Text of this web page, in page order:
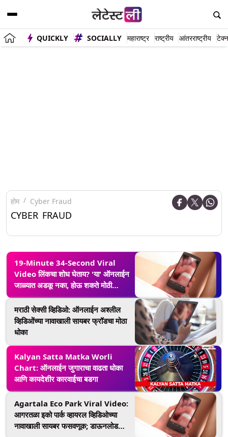
QUICKLY SOCIALLY महाराष्ट्र राष्ट्रीय आंतरराष्ट्रीय
होम Cyber Fraud
CYBER FRAUD
19-Minute 34-Second Viral
Video लिंकचा शोध घेताय? 'या' ऑनलाईन
जाळ्यात अडकू नका, होऊ शकते मोठी
कारवाई
मराठी सेक्सी व्हिडिओ: ऑनलाईन अश्लील
व्हिडिओंच्या नावाखाली सायबर फ्रॉडचा मोठा
धोका
Kalyan Satta Matka Worli
Chart: ऑनलाईन जुगाराचा वाढता धोका
आणि कायदेशीर कारवाईचा बडगा
Agartala Eco Park Viral Video:
आगरतळा इको पार्क व्हायरल व्हिडिओच्या
नावाखाली सायबर फसवणूक; डाऊनलोड